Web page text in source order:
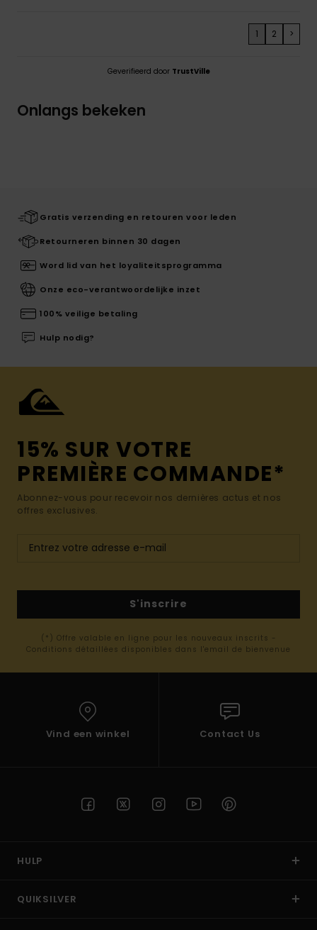
1 2 >
Geverifieerd door TrustVille
Onlangs bekeken
Gratis verzending en retouren voor leden
Retourneren binnen 30 dagen
Word lid van het loyaliteitsprogramma
Onze eco-verantwoordelijke inzet
100% veilige betaling
Hulp nodig?
15% SUR VOTRE
PREMIÈRE COMMANDE*
Abonnez-vous pour recevoir nos dernières actus et nos
offres exclusives.
S'inscrire
(*) Offre valable en ligne pour les nouveaux inscrits -
Conditions détaillées disponibles dans l'email de bienvenue
Vind een winkel Contact Us
HULP
QUIKSILVER